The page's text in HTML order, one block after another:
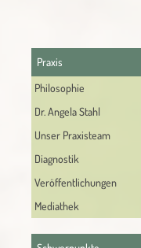
Praxis
Philosophie
Dr. Angela Stahl
Unser Praxisteam
Diagnostik
Veröffentlichungen
Mediathek